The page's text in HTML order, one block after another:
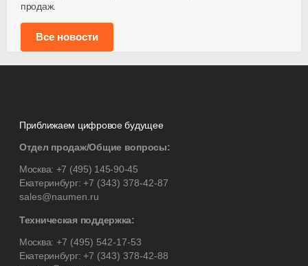
продаж.
Все новости
Приближаем цифровое будущее
Отдел продаж/Общие вопросы:
Москва: +7 (495) 145-90-45
Екатеринбург:+7 (343) 378-42-87
sales@naumen.ru
Техническая поддержка:
Москва: +7 (495) 542-17-53
Екатеринбург:+7 (343) 378-42-88